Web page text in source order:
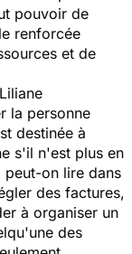
pouvoir de
renforcée
et de
la personne
destinée à
s'il n'est plus en
peut-on lire dans
des factures,
à organiser un
des